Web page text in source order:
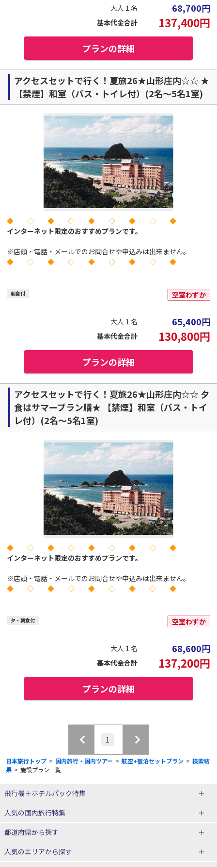
大人１名 68,700円
基本代金合計 137,400円
プランの詳細
アクセスセットで行く！夏旅26★山形庄内☆☆ ★
【禁煙】和室（バス・トイレ付）(2名～5名1室)
◆ ◇ ◆ ◇ ◆ ◇ ◆ ◇ ◆
インターネット限定のおすすめプランです。
※店頭・電話・メールでのお問合せや申込みは出来ません。
◆ ◇ ◆ ◇ ◆ ◇ ◆ ◇ ◆
朝食付 空室わずか
大人１名 65,400円
基本代金合計 130,800円
プランの詳細
アクセスセットで行く！夏旅26★山形庄内☆☆ 夕
食はサマープラン膳★ 【禁煙】和室（バス・トイ
レ付）(2名～5名1室)
◆ ◇ ◆ ◇ ◆ ◇ ◆ ◇ ◆
インターネット限定のおすすめプランです。
※店頭・電話・メールでのお問合せや申込みは出来ません。
◆ ◇ ◆ ◇ ◆ ◇ ◆ ◇ ◆
夕・朝食付 空室わずか
大人１名 68,600円
基本代金合計 137,200円
プランの詳細
1
日本旅行トップ > 国内旅行・国内ツアー > 航空+宿泊セットプラン > 検索結
果 > 施設プラン一覧
飛行機＋ホテルパック特集
赤い風船ダイナミックパッケージ
ＪＡＬで行く飛行機+ホテルパック
人気の国内旅行特集
東京ディズニーリゾート®への旅
ユニバーサル・スタジオ・ジャパ
都道府県から探す
人気のエリアから探す